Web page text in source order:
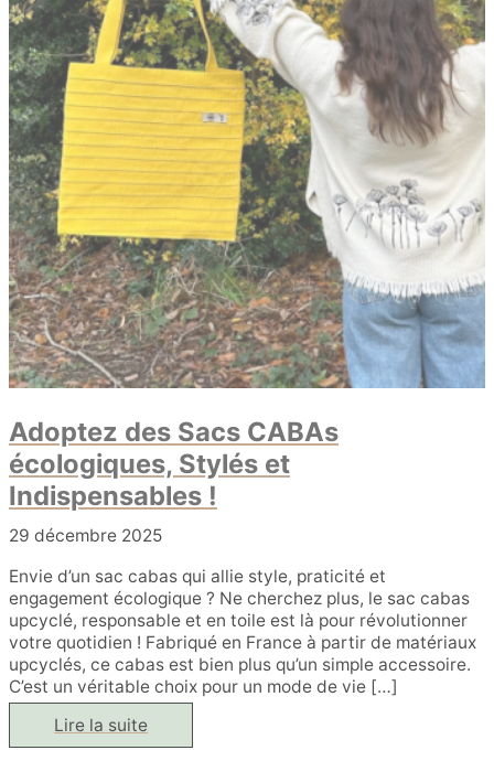
Adoptez des Sacs CABAs
écologiques, Stylés et
Indispensables !
29 décembre 2025
Envie d’un sac cabas qui allie style, praticité et
engagement écologique ? Ne cherchez plus, le sac cabas
upcyclé, responsable et en toile est là pour révolutionner
votre quotidien ! Fabriqué en France à partir de matériaux
upcyclés, ce cabas est bien plus qu’un simple accessoire.
C’est un véritable choix pour un mode de vie […]
Adoptez
des
Lire la suite